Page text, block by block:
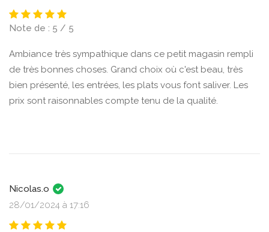
Note de : 5 / 5
Ambiance très sympathique dans ce petit magasin rempli
de très bonnes choses. Grand choix où c'est beau, très
bien présenté, les entrées, les plats vous font saliver. Les
prix sont raisonnables compte tenu de la qualité.
Nicolas.o
28/01/2024 à 17:16